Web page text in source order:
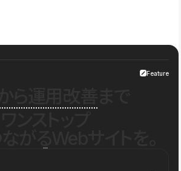
Feature